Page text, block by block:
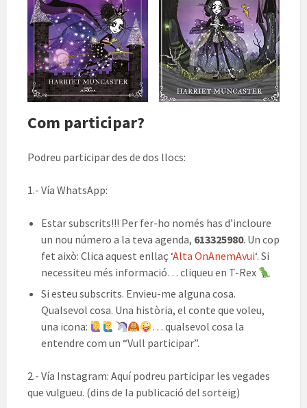
Com participar?
Podreu participar des de dos llocs:
1.- Vía WhatsApp:
Estar subscrits!!! Per fer-ho només has d’incloure
un nou número a la teva agenda, 613325980. Un cop
fet això: Clica aquest enllaç ‘Alta OnAnemAvui‘. Si
necessiteu més informació… cliqueu en T-Rex
Si esteu subscrits. Envieu-me alguna cosa.
Qualsevol cosa. Una història, el conte que voleu,
una icona:
… qualsevol cosa la
entendre com un “Vull participar”.
2.- Vía Instagram: Aquí podreu participar les vegades
que vulgueu. (dins de la publicació del sorteig)